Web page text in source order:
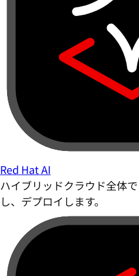
Red Hat AI
ハイブリッドクラウド全体
し、デプロイします。